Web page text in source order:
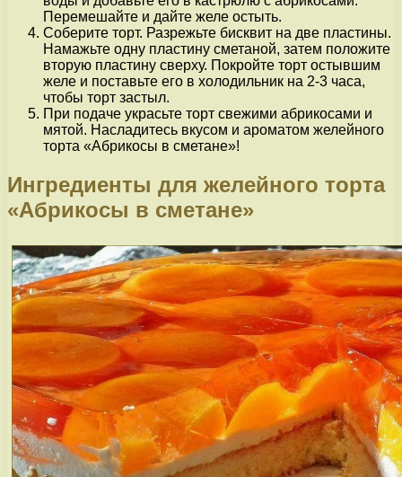
Перемешайте и дайте желе остыть.
Соберите торт. Разрежьте бисквит на две пластины.
Намажьте одну пластину сметаной, затем положите
вторую пластину сверху. Покройте торт остывшим
желе и поставьте его в холодильник на 2-3 часа,
чтобы торт застыл.
При подаче украсьте торт свежими абрикосами и
мятой. Насладитесь вкусом и ароматом желейного
торта «Абрикосы в сметане»!
Ингредиенты для желейного торта
«Абрикосы в сметане»